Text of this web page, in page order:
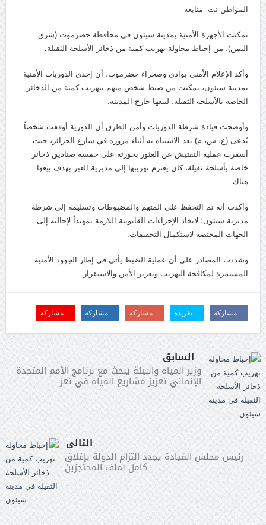
حوثي استهدف معسكرات في مأرب وحضرموت
اليمن.. القضية التي تتأرجح بين الهامش ومركز الصراع
مخاوف حوثية تدفع الجماعة لإعادة تقييم علاقتها مع سلطنة عُمان
تعيين كبير الدبلوماسيين الأمريكيين قائماً بالأعمال في السفارة لدى
اليمن
مأرب: مقتل وإصابة 11 جندياً في هجمات حوثية وسط تصعيد ميداني
مستمر
جماعة الحوثي تعلن استهداف ناقلة النفط السعودية “وفاء” وتتوعد
المواطن نت- متابعة
تمكنت الأجهزة الأمنية بمدينة سيئون في محافظة حضرموت (شرق
اليمن)، من إحباط محاولة تهريب كمية من ذخائر الأسلحة الثقيلة.
وأكد الإعلام الأمني بوادي وصحراء حضرموت، أن إحدى الدوريات الأمنية
بمدينة سيئون، تمكنت من ضبط شخص متهم بتهريب كمية من الذخائر
الخاصة بالأسلحة الثقيلة، لبيعها خارج المدينة.
وأوضحت قيادة شرطة الدوريات وأمن الطرق أن الدورية أوقفت شخصاً
يُدعى (ع، س، م) بعد الاشتباه به أثناء مروره في شارع الجزائر، حيث
أسفرت عملية التفتيش عن العثور بحوزته على خمسة صناديق ذخائر
خاصة بأسلحة ثقيلة، كان يعتزم تهريبها إلى مديرية العبر بهدف بيعها
هناك.
وأكدت أنه تم التحفظ على المتهم والمضبوطات وتسليمه إلى شرطة
مديرية سيئون؛ لاتخاذ الإجراءات القانونية اللازمة تمهيداً لإحالته إلى
الجهات المختصة لاستكمال التحقيقات.
وشددت المصادر على أن عملية الضبط يأتي في إطار الجهود الأمنية
المستمرة لمكافحة التهريب وتعزيز الأمن والاستقرار.
مشاركة تغريدة مشاركة مشاركة مشاركة
السابق
وزير المياه والبيئة يبحث مع برنامج الأمم المتحدة
الإنمائي تعزيز مشاريع المياه في تعز
التالى
رئيس مجلس القيادة يجدد التزام الدولة بإغلاق
كامل لملف المحتجزين